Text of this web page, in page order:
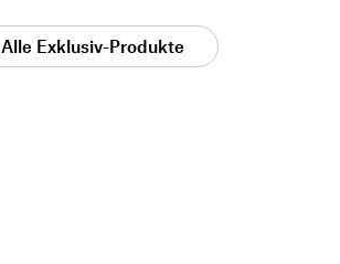
Alle Exklusiv-Produkte